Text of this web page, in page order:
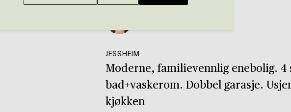
JESSHEIM
Moderne, familievennlig enebolig. 4
bad+vaskerom. Dobbel garasje.
kjøkken